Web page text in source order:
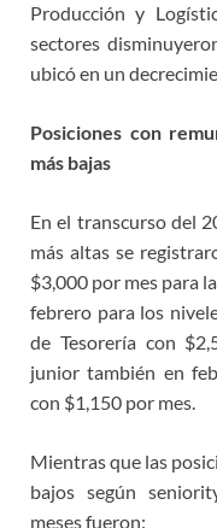
Producción y
sectores
ubicó en un
Posiciones con
más bajas
En el transcurso del
más altas se
$3,000 por mes para
febrero para los
de Tesorería con
junior también en
con $1,150 por mes.
Mientras que las
bajos según
meses fueron: